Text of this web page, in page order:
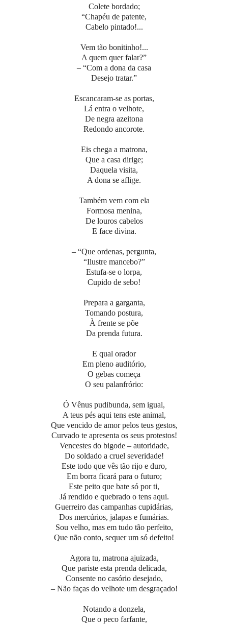
Colete bordado;
“Chapéu de patente,
Cabelo pintado!...
Vem tão bonitinho!...
A quem quer falar?”
– “Com a dona da casa
Desejo tratar.”
Escancaram-se as portas,
Lá entra o velhote,
De negra azeitona
Redondo ancorote.
Eis chega a matrona,
Que a casa dirige;
Daquela visita,
A dona se aflige.
Também vem com ela
Formosa menina,
De louros cabelos
E face divina.
– “Que ordenas, pergunta,
“Ilustre mancebo?”
Estufa-se o lorpa,
Cupido de sebo!
Prepara a garganta,
Tomando postura,
À frente se põe
Da prenda futura.
E qual orador
Em pleno auditório,
O gebas começa
O seu palanfrório:
Ó Vênus pudibunda, sem igual,
A teus pés aqui tens este animal,
Que vencido de amor pelos teus gestos,
Curvado te apresenta os seus protestos!
Vencestes do bigode – autoridade,
Do soldado a cruel severidade!
Este todo que vês tão rijo e duro,
Em borra ficará para o futuro;
Este peito que bate só por ti,
Já rendido e quebrado o tens aqui.
Guerreiro das campanhas cupidárias,
Dos mercúrios, jalapas e fumárias.
Sou velho, mas em tudo tão perfeito,
Que não conto, sequer um só defeito!
Agora tu, matrona ajuizada,
Que pariste esta prenda delicada,
Consente no casório desejado,
– Não faças do velhote um desgraçado!
Notando a donzela,
Que o peco farfante,